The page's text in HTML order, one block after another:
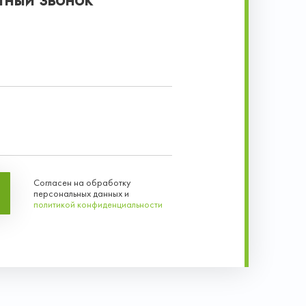
Согласен на обработку
персональных данных и
политикой конфиденциальности